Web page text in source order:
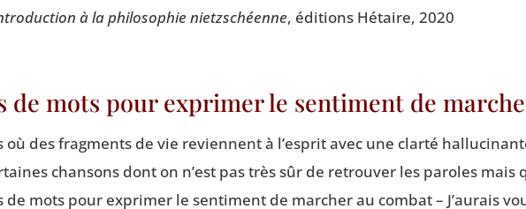
à la phi­lo­so­phie nietz­schéenne, édi­tions Hétaire, 2020
de mots pour exprimer le sentiment de
où des frag­ments de vie reviennent à l’es­prit avec une clar­té
chan­sons dont on n’est pas très sûr de retrou­ver les paroles mais
de mots pour expri­mer le sen­ti­ment de mar­cher au com­bat – J’au­rais